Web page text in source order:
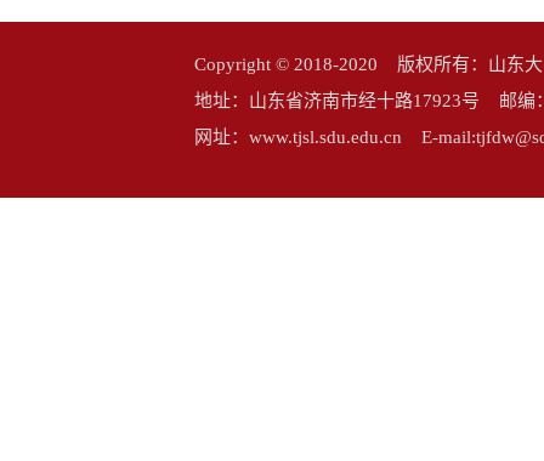
Copyright © 2018-2020 版权所有：山东
地址：山东省济南市经十路17923号 邮
网址：www.tjsl.sdu.edu.cn E-